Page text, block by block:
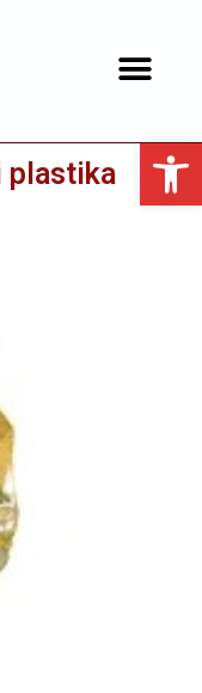
Open toolbar
plastika